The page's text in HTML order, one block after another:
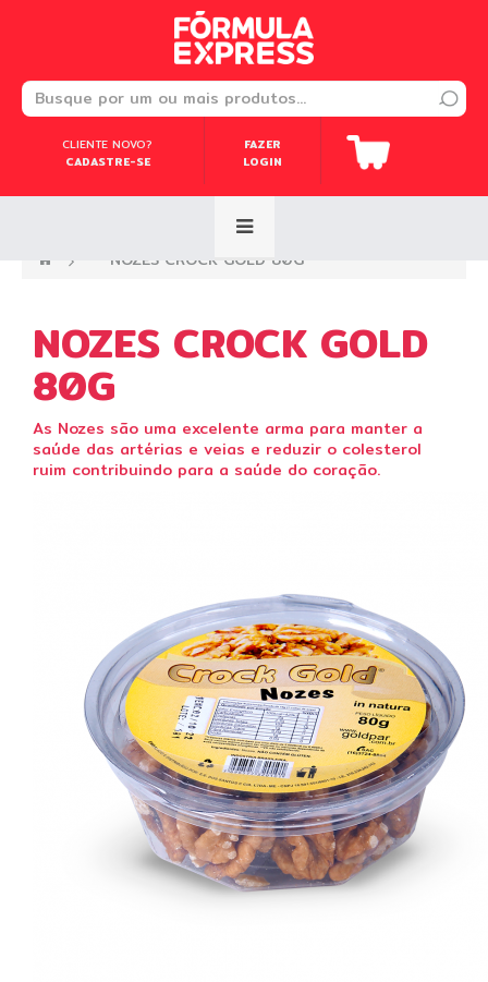
CLIENTE NOVO?
CADASTRE-SE
FAZER
LOGIN
—› NOZES CROCK GOLD 80G
NOZES CROCK GOLD
80G
As Nozes são uma excelente arma para manter a
saúde das artérias e veias e reduzir o colesterol
ruim contribuindo para a saúde do coração.
CLIENTE NOVO?
CADASTRE-SE
FAZER
LOGIN